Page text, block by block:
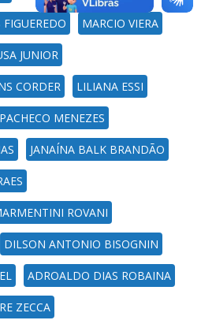
MARCIO VIERA
JUNIOR
CORDER LILIANA ESSI
MENEZES
JANAÍNA BALK BRANDÃO
ROVANI
DILSON ANTONIO BISOGNIN
ADROALDO DIAS ROBAINA
ZECCA